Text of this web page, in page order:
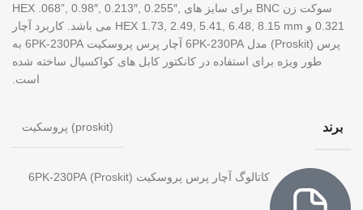
سوکت زن BNC برای سایز های HEX .068”, 0.98″, 0.213″, 0.255″,
0.321 و HEX 1.73, 2.49, 5.41, 6.48, 8.15 mm می باشد. کاربرد آچار
پرس (Proskit) مدل 6PK-230PA آچار پرس پروسکیت 6PK-230PA به
طور ویژه برای استفاده در کانکتور کابل های کواکسیال ساخته شده
است.
برند پروسکیت (proskit)
کاتالوگ آچار پرس پروسکیت (Proskit) 6PK-230PA